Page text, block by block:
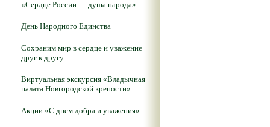
«Сердце России — душа народа»
День Народного Единства
Сохраним мир в сердце и уважение
друг к другу
Виртуальная экскурсия «Владычная
палата Новгородской крепости»
Акции «С днем добра и уважения»